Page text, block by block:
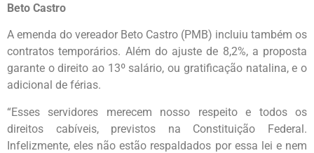
Beto Castro
A emenda do vereador Beto Castro (PMB) incluiu também os
contratos temporários. Além do ajuste de 8,2%, a proposta
garante o direito ao 13º salário, ou gratificação natalina, e o
adicional de férias.
“Esses servidores merecem nosso respeito e todos os
direitos cabíveis, previstos na Constituição Federal.
Infelizmente, eles não estão respaldados por essa lei e nem